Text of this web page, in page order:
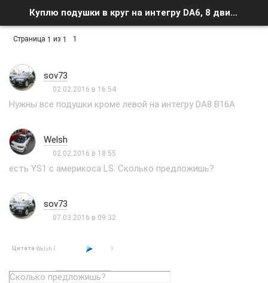
Куплю подушки в круг на интегру DA6, 8 двиг B16A - Список форумов
Страница 1 из 1 1
sov73
02.02.2016 в 16:54
Нужны все подушки кроме левой на интегру DA8 B16A
Welsh
02.02.2016 в 18:55
есть YS1 с америкоса LS. Сколько предложишь?
sov73
07.03.2016 в 09:32
Цитата Welsh ( )
Сколько предложишь?